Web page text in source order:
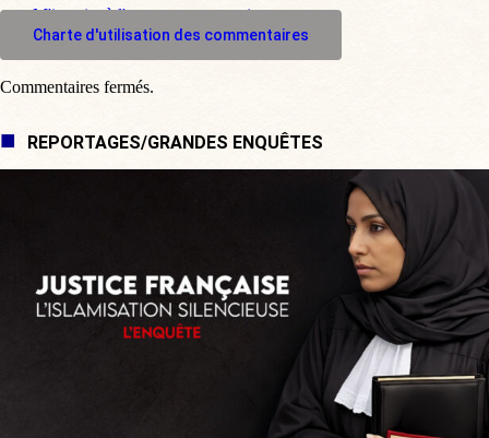
M'inscrire à l'espace commentaire
Charte d'utilisation des commentaires
Commentaires fermés.
REPORTAGES/GRANDES ENQUÊTES